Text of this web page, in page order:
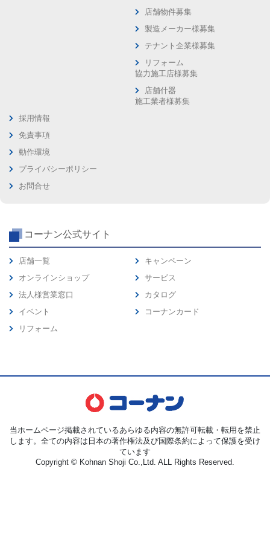
店舗物件募集
製造メーカー様募集
テナント企業様募集
リフォーム
協力施工店様募集
店舗什器
施工業者様募集
採用情報
免責事項
動作環境
プライバシーポリシー
お問合せ
コーナン公式サイト
店舗一覧
オンラインショップ
法人様営業窓口
イベント
リフォーム
キャンペーン
サービス
カタログ
コーナンカード
当ホームページ掲載されているあらゆる内容の無許可転載・転用を禁止
します。全ての内容は日本の著作権法及び国際条約によって保護を受け
ています
Copyright © Kohnan Shoji Co.,Ltd. ALL Rights Reserved.